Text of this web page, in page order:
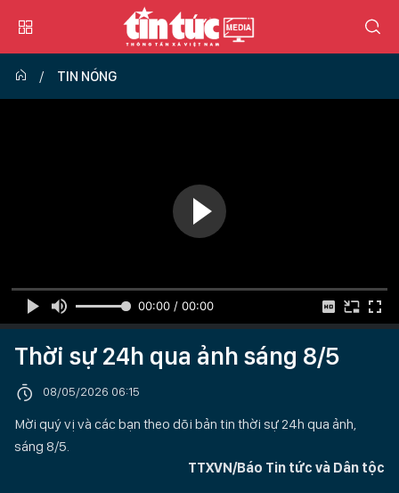
TIN NÓNG
00:00 / 00:00
Thời sự 24h qua ảnh sáng 8/5
08/05/2026 06:15
Mời quý vị và các bạn theo dõi bản tin thời sự 24h qua ảnh,
sáng 8/5.
TTXVN/Báo Tin tức và Dân tộc